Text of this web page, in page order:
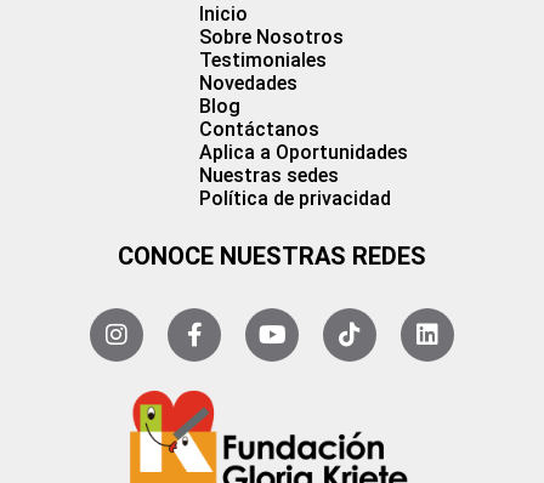
Inicio
Sobre Nosotros
Testimoniales
Novedades
Blog
Contáctanos
Aplica a Oportunidades
Nuestras sedes
Política de privacidad
CONOCE NUESTRAS REDES